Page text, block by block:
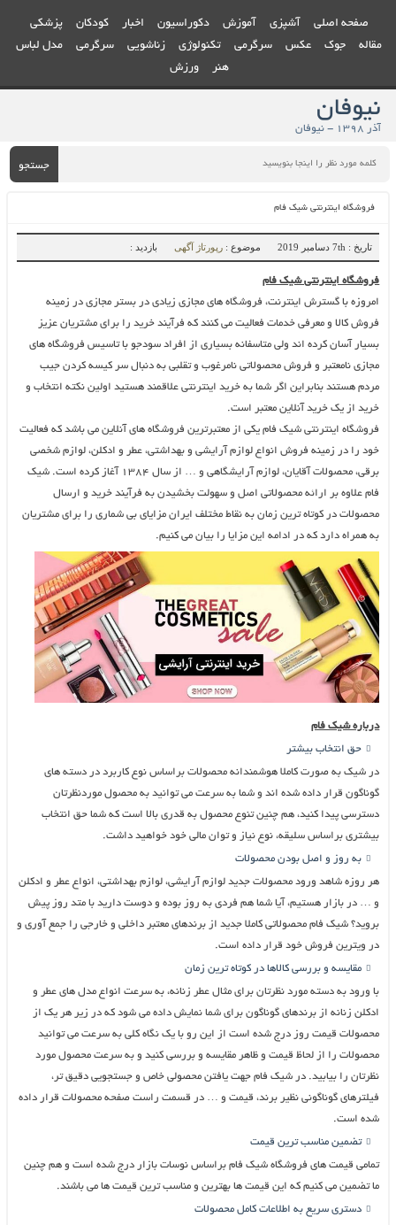
صفحه اصلی آشپزی آموزش دکوراسیون اخبار کودکان
پزشکی
مقاله
جوک عکس سرگرمی تکنولوژی زناشویی سرگرمی
مدل لباس
هنر
ورزش
نیوفان
آذر ۱۳۹۸ - نیوفان
جستجو
فروشگاه اینترنتی شیک فام
تاریخ : 7th دسامبر 2019 موضوع : رپورتاژ آگهی بازدید :
فروشگاه اینترنتی شیک فام
امروزه با گسترش اینترنت، فروشگاه های مجازی زیادی در بستر مجازی در زمینه
فروش کالا و معرفی خدمات فعالیت می کنند که فرآیند خرید را برای مشتریان عزیز
بسیار آسان کرده اند ولی متاسفانه بسیاری از افراد سودجو با تاسیس فروشگاه های
مجازی نامعتبر و فروش محصولاتی نامرغوب و تقلبی به دنبال سر کیسه کردن جیب
مردم هستند بنابراین اگر شما به خرید اینترنتی علاقمند هستید اولین نکته انتخاب و
خرید از یک خرید آنلاین معتبر است.
فروشگاه اینترنتی شیک فام یکی از معتبرترین فروشگاه های آنلاین می باشد که فعالیت
خود را در زمینه فروش انواع لوازم آرایشی و بهداشتی، عطر و ادکلن، لوازم شخصی
برقی، محصولات آقایان، لوازم آرایشگاهی و … از سال ۱۳۸۴ آغاز کرده است. شیک
فام علاوه بر ارائه محصولاتی اصل و سهولت بخشیدن به فرآیند خرید و ارسال
محصولات در کوتاه ترین زمان به نقاط مختلف ایران مزایای بی شماری را برای مشتریان
به همراه دارد که در ادامه این مزایا را بیان می کنیم.
درباره شیک فام
حق انتخاب بیشتر
در شیک به صورت کاملا هوشمندانه محصولات براساس نوع کاربرد در دسته های
گوناگون قرار داده شده اند و شما به سرعت می توانید به محصول موردنظرتان
دسترسی پیدا کنید، هم چنین تنوع محصول به قدری بالا است که شما حق انتخاب
بیشتری براساس سلیقه، نوع نیاز و توان مالی خود خواهید داشت.
به روز و اصل بودن محصولات
هر روزه شاهد ورود محصولات جدید لوازم آرایشی، لوازم بهداشتی، انواع عطر و ادکلن
و … در بازار هستیم، آیا شما هم فردی به روز بوده و دوست دارید با متد روز پیش
بروید؟ شیک فام محصولاتی کاملا جدید از برندهای معتبر داخلی و خارجی را جمع آوری و
در ویترین فروش خود قرار داده است.
مقایسه و بررسی کالاها در کوتاه ترین زمان
با ورود به دسته مورد نظرتان برای مثال عطر زنانه، به سرعت انواع مدل های عطر و
ادکلن زنانه از برندهای گوناگون برای شما نمایش داده می شود که در زیر هر یک از
محصولات قیمت روز درج شده است از این رو با یک نگاه کلی به سرعت می توانید
محصولات را از لحاظ قیمت و ظاهر مقایسه و بررسی کنید و به سرعت محصول مورد
نظرتان را بیابید. در شیک فام جهت یافتن محصولی خاص و جستجویی دقیق تر،
فیلترهای گوناگونی نظیر برند، قیمت و … در قسمت راست صفحه محصولات قرار داده
شده است.
تضمین مناسب ترین قیمت
تمامی قیمت های فروشگاه شیک فام براساس نوسات بازار درج شده است و هم چنین
ما تضمین می کنیم که این قیمت ها بهترین و مناسب ترین قیمت ها می باشند.
دستری سریع به اطلاعات کامل محصولات